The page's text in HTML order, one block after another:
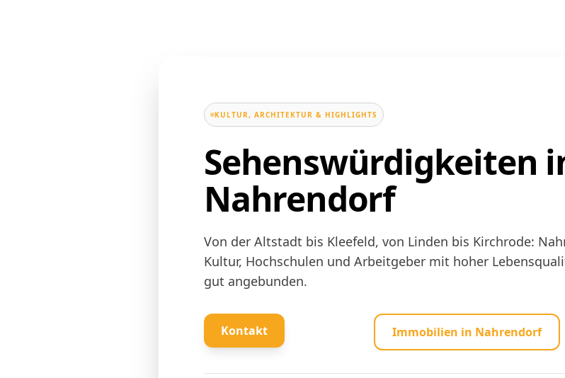
KULTUR, ARCHITEKTUR & HIGHLIGHTS
Sehenswürdigkeiten
Nahrendorf
Von der Altstadt bis Kleefeld, von Linden bis Kirchrode:
Kultur, Hochschulen und Arbeitgeber mit hoher
gut angebunden.
Kontakt Immobilien in Nahrendorf